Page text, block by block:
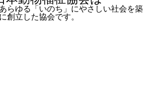
らゆる「いのち」にやさしい社会を築
創立した協会です。